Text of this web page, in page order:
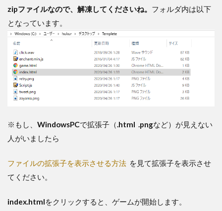
zipファイルなので、解凍してくださいね。 フォルダ内は以下
となっています。
※もし、 WindowsPCで拡張子（.html .pngなど）が見えない
人がいましたら
ファイルの拡張子を表示させる方法 を見て拡張子を表示させ
てください。
index.htmlをクリックすると、ゲームが開始します。